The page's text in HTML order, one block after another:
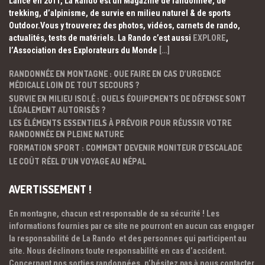
trekking, d’alpinisme, de survie en milieu naturel & de sports
Outdoor.Vous y trouverez des photos, vidéos, carnets de rando,
actualités, tests de matériels. La Rando c’est aussi EXPLORE,
l’Association des Explorateurs du Monde […]
RANDONNÉE EN MONTAGNE : QUE FAIRE EN CAS D’URGENCE
MÉDICALE LOIN DE TOUT SECOURS ?
SURVIE EN MILIEU ISOLÉ : QUELS ÉQUIPEMENTS DE DÉFENSE SONT
LÉGALEMENT AUTORISÉS ?
LES ÉLÉMENTS ESSENTIELS À PRÉVOIR POUR RÉUSSIR VOTRE
RANDONNÉE EN PLEINE NATURE
FORMATION SPORT : COMMENT DEVENIR MONITEUR D’ESCALADE
LE COÛT RÉEL D’UN VOYAGE AU NÉPAL
AVERTISSEMENT !
En montagne, chacun est responsable de sa sécurité ! Les
informations fournies par ce site ne pourront en aucun cas engager
la responsabilité de La Rando et des personnes qui participent au
site. Nous déclinons toute responsabilité en cas d’accident.
Concernant nos sorties randonnées, n’hésitez pas à nous contacter